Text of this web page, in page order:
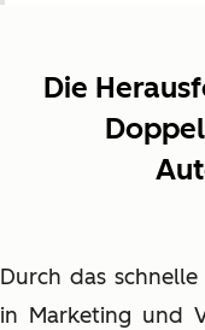
Die
Durch das
in Marketing und